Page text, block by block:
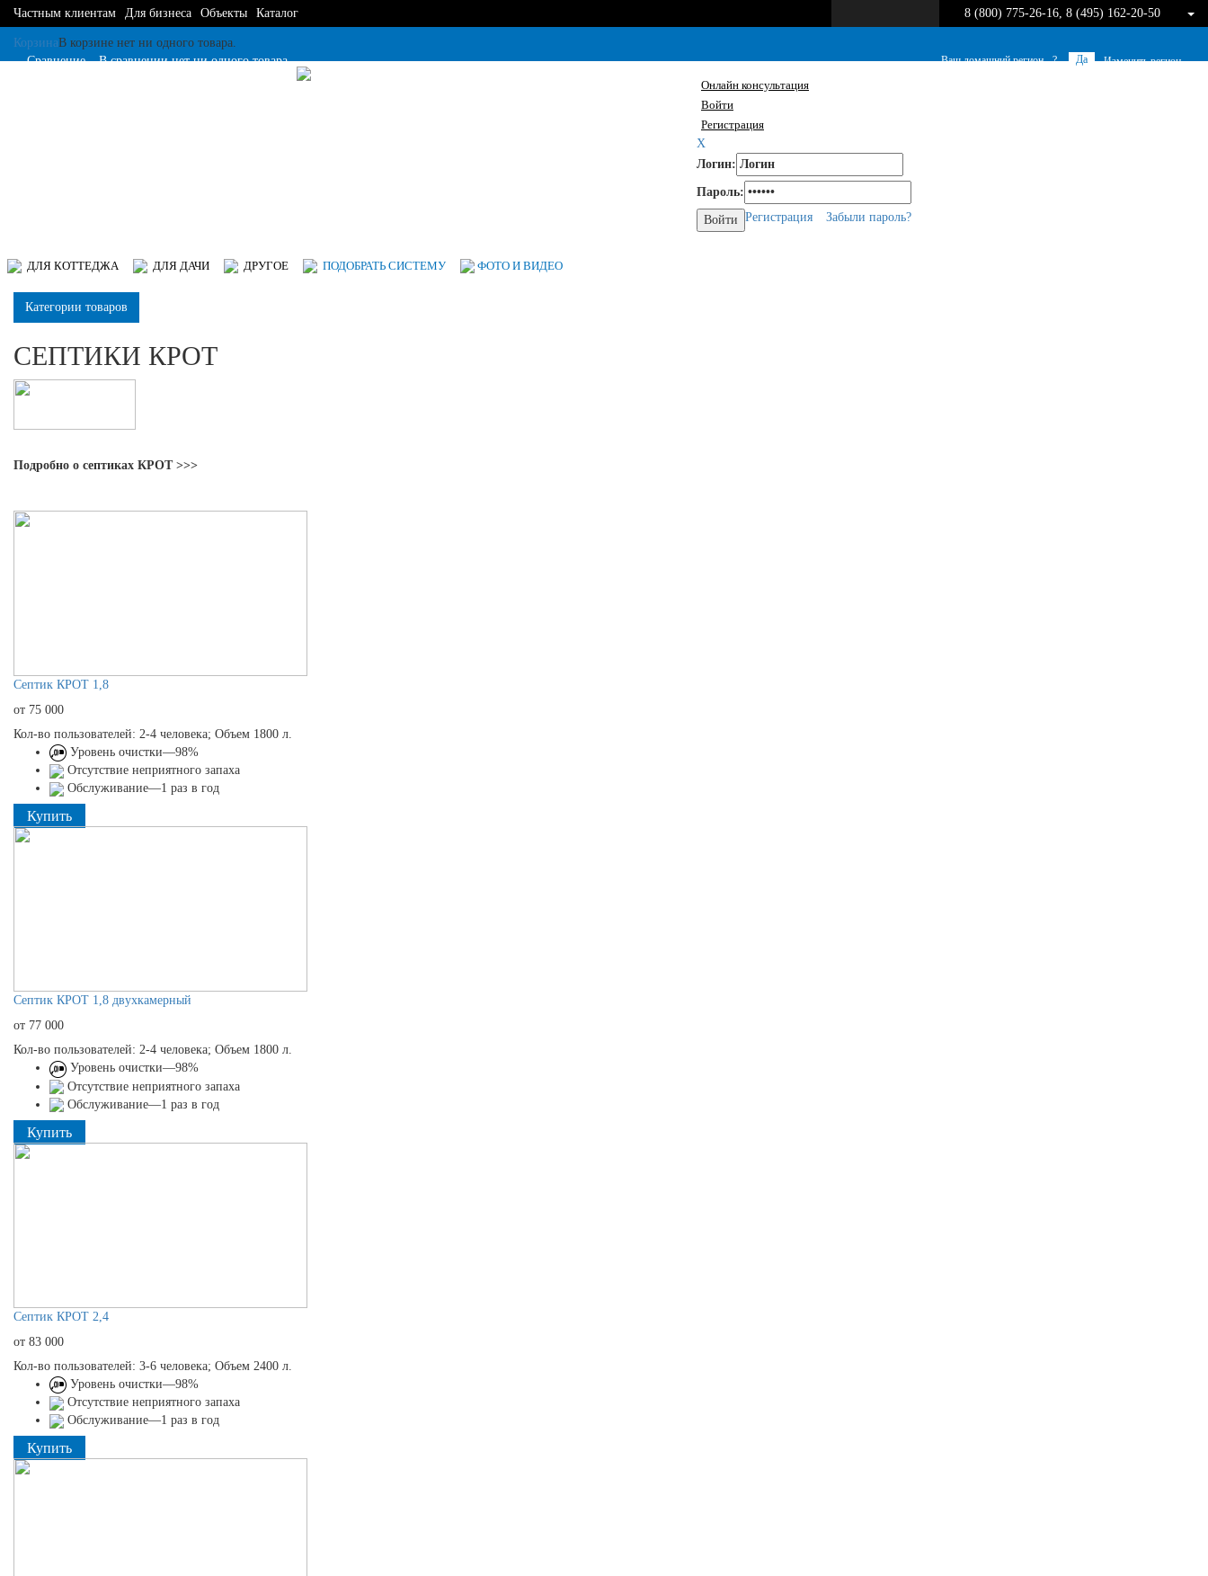
Частным клиентам Для бизнеса Объекты Каталог 8 (800) 775-26-16, 8 (495) 162-20-50
КорзинаВ корзине нет ни одного товара.
Сравнение
В сравнении нет ни одного товара. Ваш домашний регион -? Да Изменить регион
Онлайн консультация
Войти
Регистрация
X
Логин:
Пароль:
Регистрация
Забыли пароль?
ДЛЯ КОТТЕДЖА ДЛЯ ДАЧИ ДРУГОЕ ПОДОБРАТЬ СИСТЕМУ ФОТО И ВИДЕО
Категории товаров
СЕПТИКИ КРОТ
Подробно о септиках КРОТ >>>
Септик КРОТ 1,8
от 75 000
Кол-во пользователей: 2-4 человека; Объем 1800 л.
Уровень очистки—98%
Отсутствие неприятного запаха
Обслуживание—1 раз в год
Купить
Септик КРОТ 1,8 двухкамерный
от 77 000
Кол-во пользователей: 2-4 человека; Объем 1800 л.
Уровень очистки—98%
Отсутствие неприятного запаха
Обслуживание—1 раз в год
Купить
Септик КРОТ 2,4
от 83 000
Кол-во пользователей: 3-6 человека; Объем 2400 л.
Уровень очистки—98%
Отсутствие неприятного запаха
Обслуживание—1 раз в год
Купить